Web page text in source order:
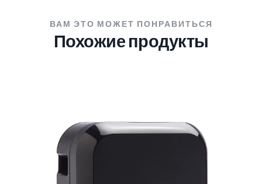
ВАМ ЭТО МОЖЕТ ПОНРАВИТЬСЯ
Похожие продукты